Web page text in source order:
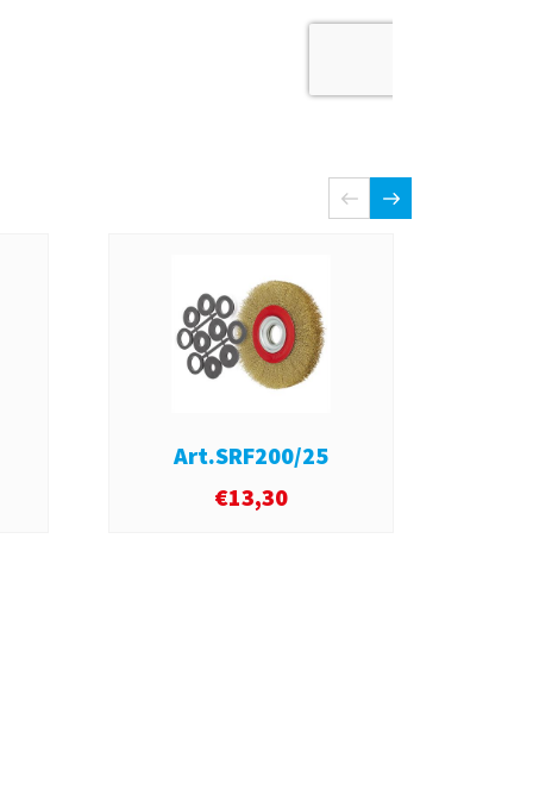
Art.SRF200/25
€13,30